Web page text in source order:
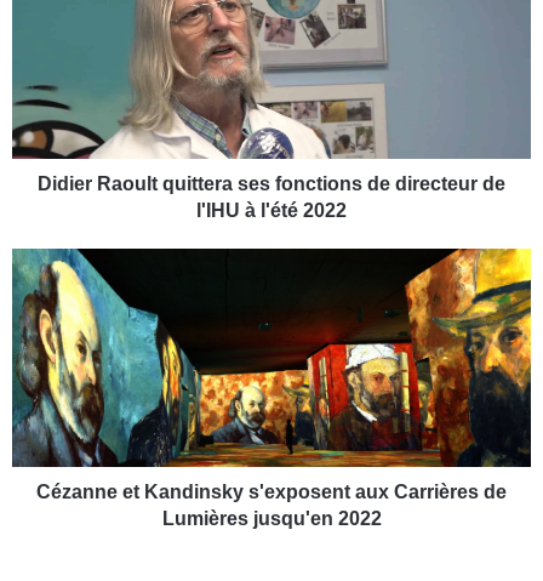
R
a
o
q
u
i
t
e
r
a
s
Didier Raoult quittera ses fonctions de directeur de
l'IHU à l'été 2022
C
é
z
a
n
n
e
e
t
Cézanne et Kandinsky s'exposent aux Carrières de
Lumières jusqu'en 2022